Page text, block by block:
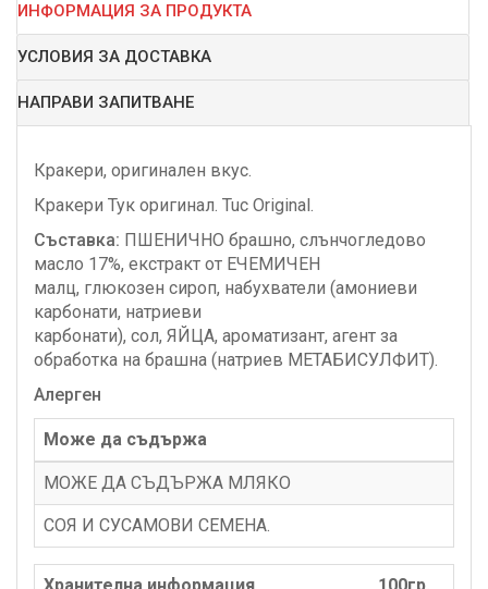
ИНФОРМАЦИЯ ЗА ПРОДУКТА
УСЛОВИЯ ЗА ДОСТАВКА
НАПРАВИ ЗАПИТВАНЕ
Кракери, оригинален вкус.
Кракери Тук оригинал. Tuc Original.
Съставка: ПШЕНИЧНО брашно, слънчогледово
масло 17%, екстракт от ЕЧЕМИЧЕН
малц, глюкозен сироп, набухватели (амониеви
карбонати, натриеви
карбонати), сол, ЯЙЦА, ароматизант, агент за
обработка на брашна (натриев МЕТАБИСУЛФИТ).
Алерген
Може да съдържа
МОЖЕ ДА СЪДЪРЖА МЛЯКО
СОЯ И СУСАМОВИ СЕМЕНА.